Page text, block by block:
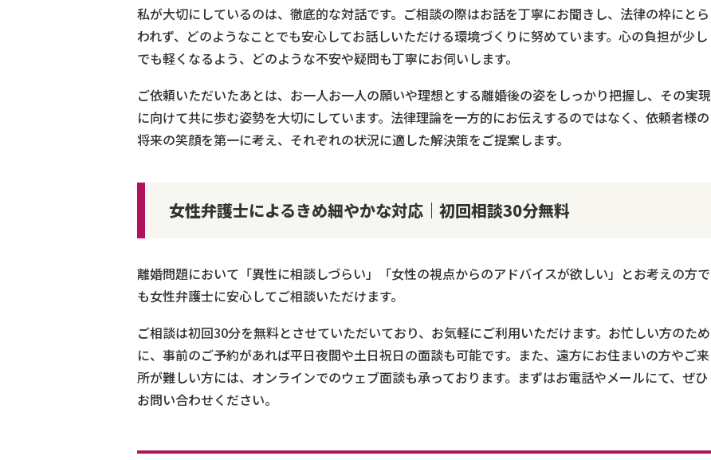
私が大切にしているのは、徹底的な対話です。ご相談の際はお話を丁寧にお聞きし、法律の枠にとら
われず、どのようなことでも安心してお話しいただける環境づくりに努めています。心の負担が少し
でも軽くなるよう、どのような不安や疑問も丁寧にお伺いします。
ご依頼いただいたあとは、お一人お一人の願いや理想とする離婚後の姿をしっかり把握し、その実現
に向けて共に歩む姿勢を大切にしています。法律理論を一方的にお伝えするのではなく、依頼者様の
将来の笑顔を第一に考え、それぞれの状況に適した解決策をご提案します。
女性弁護士によるきめ細やかな対応｜初回相談30分無料
離婚問題において「異性に相談しづらい」「女性の視点からのアドバイスが欲しい」とお考えの方で
も女性弁護士に安心してご相談いただけます。
ご相談は初回30分を無料とさせていただいており、お気軽にご利用いただけます。お忙しい方のため
に、事前のご予約があれば平日夜間や土日祝日の面談も可能です。また、遠方にお住まいの方やご来
所が難しい方には、オンラインでのウェブ面談も承っております。まずはお電話やメールにて、ぜひ
お問い合わせください。